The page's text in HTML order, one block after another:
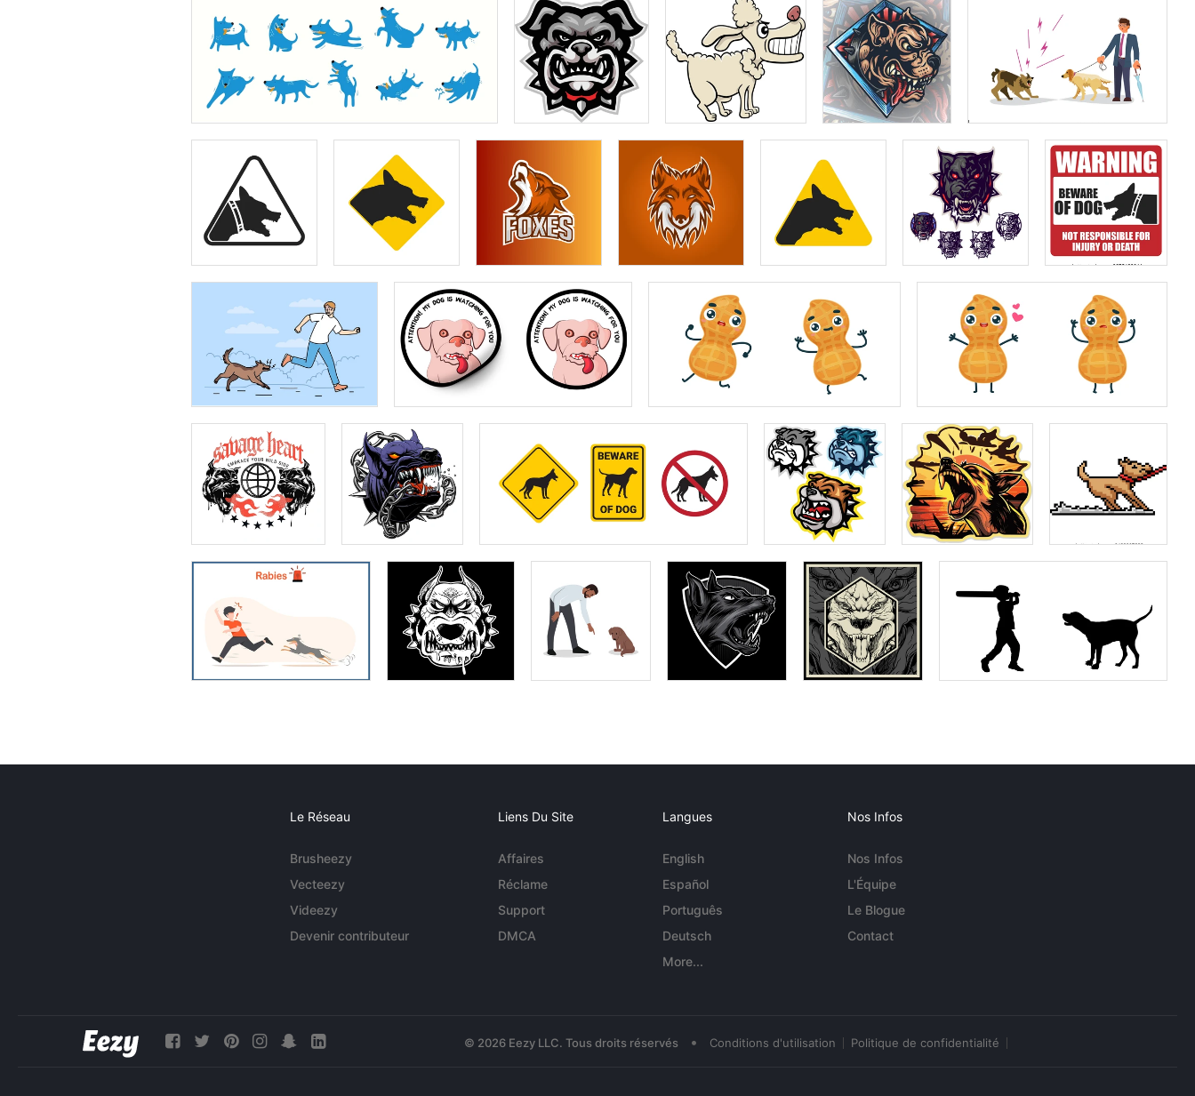
Le Réseau
Brusheezy
Vecteezy
Videezy
Devenir contributeur
Liens Du Site
Affaires
Réclame
Support
DMCA
Langues
English
Español
Português
Deutsch
More...
Nos Infos
Nos Infos
L'Équipe
Le Blogue
Contact
© 2026 Eezy LLC. Tous droits réservés • Conditions d'utilisation Politique de confidentialité